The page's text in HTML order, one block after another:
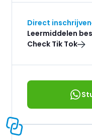
Direct inschrijven
Leermiddelen
Check Tik Tok